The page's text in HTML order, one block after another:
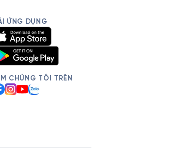
ỨNG DỤNG
CHÚNG TÔI TRÊN
Facebook
Instagram
YouTube
Zalo